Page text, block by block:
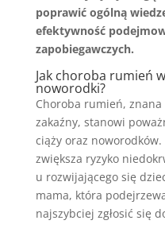
poprawić ogólną
efektywność
zapobiegawczych.
Jak choroba rumień
noworodki?
Choroba rumień,
zakaźny, stanowi
ciąży oraz
zwiększa ryzyko
u rozwijającego się
mama, która
najszybciej zgłosić się